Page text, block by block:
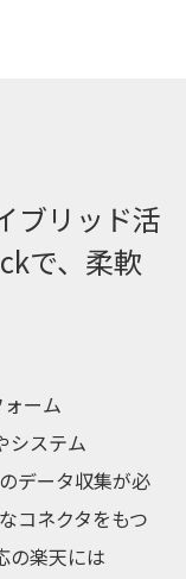
ブリッド活
で、柔軟
ーム
システム
データ収集が必
コネクタをもつ
の楽天には